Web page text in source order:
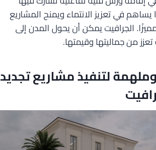
في تعزيز الانتماء ويمنح المشاريع
الجرافيت يمكن أن يحول المدن إلى
من جماليتها وقيمتها.
وملهمة لتنفيذ مشاريع تجديد